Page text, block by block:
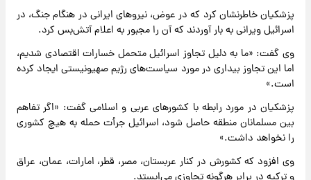
پزشکیان خاطرنشان کرد که در عوض، نیروهای ایرانی در هنگام جنگ، در
اسرائیل ویرانی به بار آوردند که آن را مجبور به اعلام آتش‌بس کرد.
وی گفت: «ما به دلیل تجاوز اسرائیل متحمل خسارات اقتصادی شدیم،
اما این تجاوز بیداری در مورد سیاست‌های رژیم صهیونیستی ایجاد کرده
است.»
پزشکیان در مورد رابطه با کشورهای عربی و اسلامی گفت: «اگر تفاهم
بین مسلمانان منطقه حاصل شود، اسرائیل جرأت حمله به هیچ کشوری
را نخواهد داشت.»
وی افزود که کشورش در کنار عربستان، مصر، قطر، امارات، عمان، عراق